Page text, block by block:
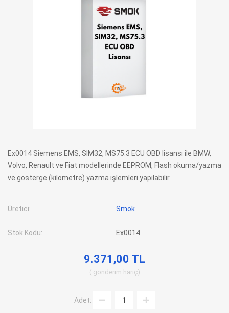
Ex0014 Siemens EMS, SIM32, MS75.3 ECU OBD lisansı ile BMW,
Volvo, Renault ve Fiat modellerinde EEPROM, Flash okuma/yazma
ve gösterge (kilometre) yazma işlemleri yapılabilir.
Üretici: Smok
Stok Kodu: Ex0014
9.371,00 TL
gönderim hariç
Adet: